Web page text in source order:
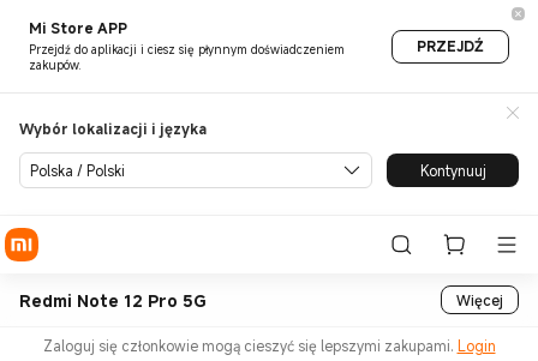
Mi Store APP
Przejdź do aplikacji i ciesz się płynnym doświadczeniem
zakupów.
PRZEJDŹ
Wybór lokalizacji i języka
Polska / Polski Kontynuuj
Redmi Note 12 Pro 5G Więcej
Zaloguj się członkowie mogą cieszyć się lepszymi zakupami. Login